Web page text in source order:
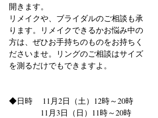
開きます。
リメイクや、ブライダルのご相談も承
ります。リメイクできるかお悩み中の
方は、ぜひお手持ちのものをお持ちく
ださいませ。リングのご相談はサイズ
を測るだけでもできますよ。
◆日時　 11月2日（土）12時～20時
11月3日（日）11時～20時